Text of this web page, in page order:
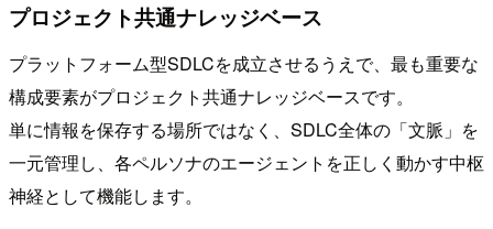
プロジェクト共通ナレッジベース
プラットフォーム型SDLCを成立させるうえで、最も重要な
構成要素がプロジェクト共通ナレッジベースです。
単に情報を保存する場所ではなく、SDLC全体の「文脈」を
一元管理し、各ペルソナのエージェントを正しく動かす中枢
神経として機能します。